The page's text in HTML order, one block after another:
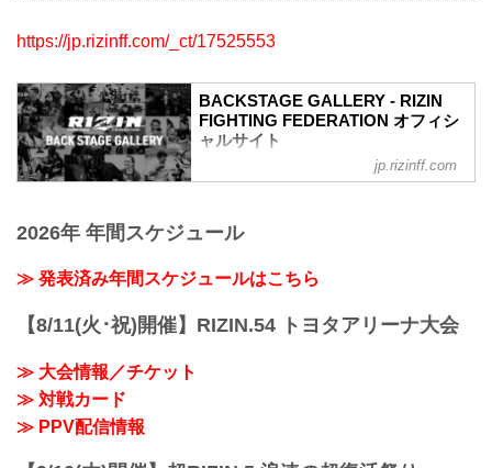
https://jp.rizinff.com/_ct/17525553
BACKSTAGE GALLERY - RIZIN
FIGHTING FEDERATION オフィシ
ャルサイト
BACKSTAGE GALLERY の記事一覧 - 格
イジン ファイティング フェデレーショ
いきます。
jp.rizinff.com
2026年 年間スケジュール
≫ 発表済み年間スケジュールはこちら
【8/11(火･祝)開催】RIZIN.54 トヨタアリーナ大会
≫ 大会情報／チケット
≫ 対戦カード
≫ PPV配信情報